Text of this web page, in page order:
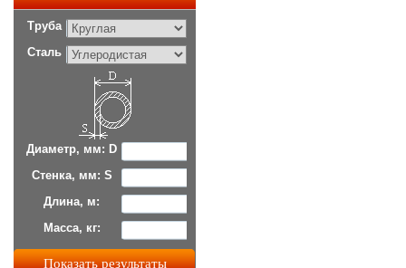
Труба
Сталь
Диаметр, мм: D
Стенка, мм: S
Длина, м:
Масса, кг: